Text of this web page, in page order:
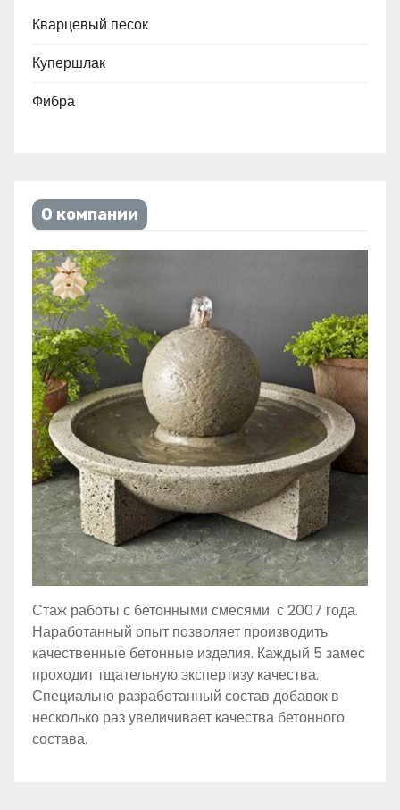
Кварцевый песок
Купершлак
Фибра
О компании
Стаж работы с бетонными смесями с 2007 года.
Наработанный опыт позволяет производить
качественные бетонные изделия. Каждый 5 замес
проходит тщательную экспертизу качества.
Специально разработанный состав добавок в
несколько раз увеличивает качества бетонного
состава.